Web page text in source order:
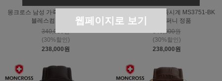
몽크로스 남성 가죽시계 MS3751-BL
블레스컴퍼니 정품
340,000원
(30%할인)
238,000원
몽크로스 남성 가죽시계 MS3751-BK
블레스컴퍼니 정품
340,000원
(30%할인)
238,000원
웹페이지로 보기